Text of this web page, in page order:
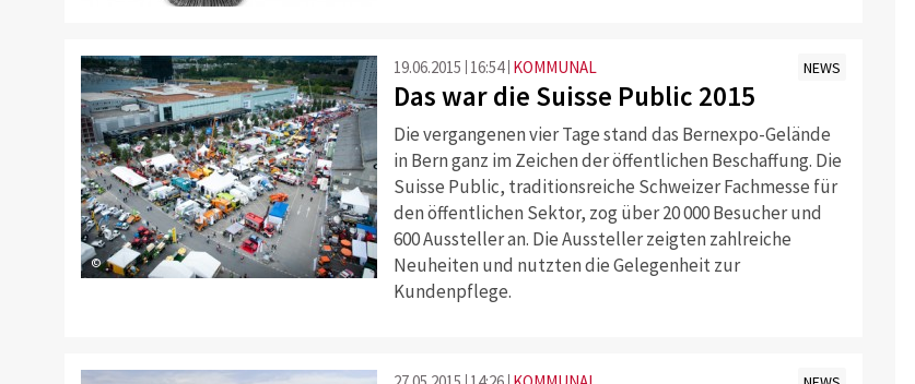
©
19.06.2015 16:54 KOMMUNAL NEWS
Das war die Suisse Public 2015
Die vergangenen vier Tage stand das Bernexpo-Gelände
in Bern ganz im Zeichen der öffentlichen Beschaffung. Die
Suisse Public, traditionsreiche Schweizer Fachmesse für
den öffentlichen Sektor, zog über 20 000 Besucher und
600 Aussteller an. Die Aussteller zeigten zahlreiche
Neuheiten und nutzten die Gelegenheit zur
Kundenpflege.